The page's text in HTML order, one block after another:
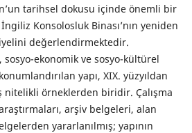
tarihsel dokusu içinde önemli bir
Konsolosluk Binası’nın yeniden
değerlendirmektedir.
ekonomik ve sosyo-kültürel
yapı, XIX. yüzyıldan
örneklerden biridir. Çalışma
arşiv belgeleri, alan
yararlanılmış; yapının